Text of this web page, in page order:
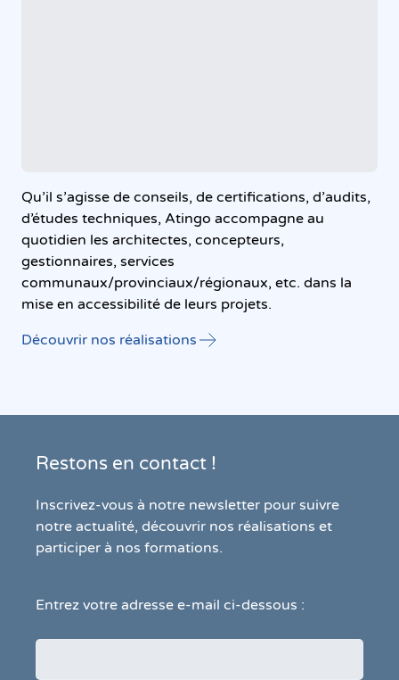
Qu’il s’agisse de conseils, de certifications, d’audits,
d’études techniques, Atingo accompagne au
quotidien les architectes, concepteurs,
gestionnaires, services
communaux/provinciaux/régionaux, etc. dans la
mise en accessibilité de leurs projets.
Découvrir nos réalisations
Restons en contact !
Inscrivez-vous à notre newsletter pour suivre
notre actualité, découvrir nos réalisations et
participer à nos formations.
Entrez votre adresse e-mail ci-dessous :